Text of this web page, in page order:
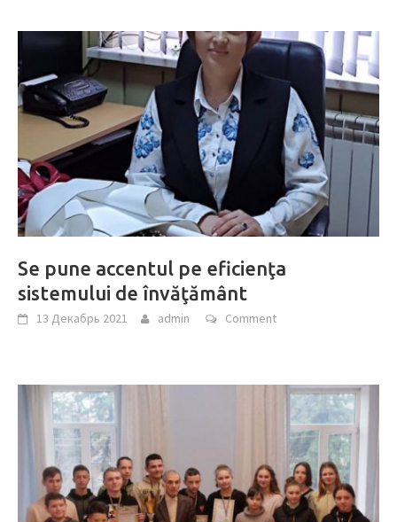
Se pune accentul pe eficienţa
sistemului de învăţământ
13 Декабрь 2021 admin Comment